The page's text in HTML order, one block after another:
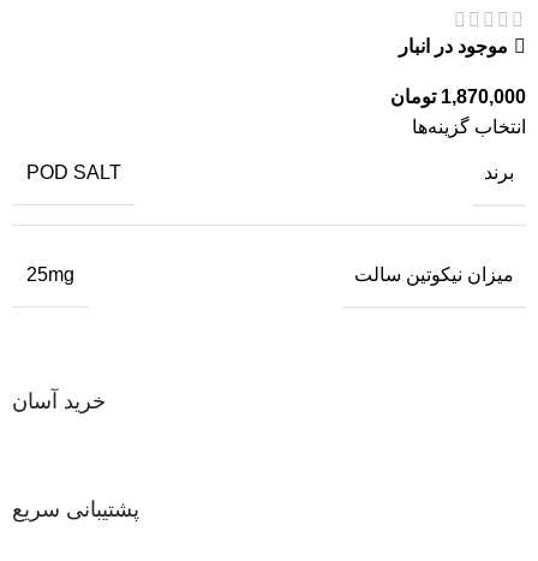
موجود در انبار
1,870,000 تومان
انتخاب گزینه‌ها
برند POD SALT
میزان نیکوتین سالت 25mg
خرید آسان
پشتیبانی سریع